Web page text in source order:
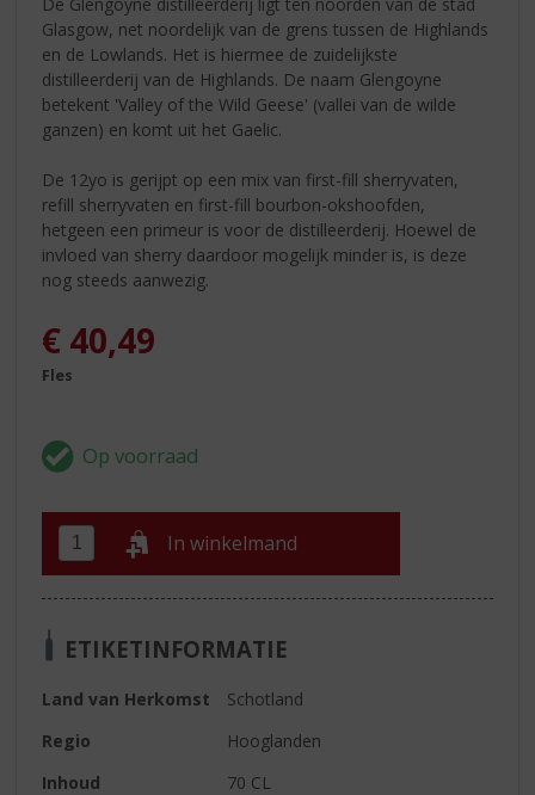
Glasgow, net noordelijk van de grens tussen de Highlands
en de Lowlands. Het is hiermee de zuidelijkste
distilleerderij van de Highlands. De naam Glengoyne
betekent 'Valley of the Wild Geese' (vallei van de wilde
ganzen) en komt uit het Gaelic.
De 12yo is gerijpt op een mix van first-fill sherryvaten,
refill sherryvaten en first-fill bourbon-okshoofden,
hetgeen een primeur is voor de distilleerderij. Hoewel de
invloed van sherry daardoor mogelijk minder is, is deze
nog steeds aanwezig.
€ 40,49
Fles
In winkelmand
ETIKETINFORMATIE
Land van Herkomst
Schotland
Regio
Hooglanden
Inhoud
70 CL